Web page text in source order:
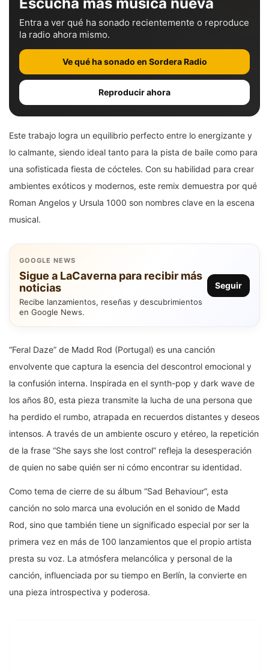
Entra a ver qué ha sonado recientemente o reproduce
la radio ahora mismo.
Ve qué ha sonado en Sordera Radio
Reproducir ahora
Este trabajo logra un equilibrio perfecto entre lo energizante y
lo calmante, siendo ideal tanto para la pista de baile como para
una sofisticada fiesta de cócteles. Con su habilidad para crear
ambientes exóticos y modernos, este remix demuestra por qué
Roman Angelos y Ursula 1000 son nombres clave en la escena
musical.
GOOGLE NEWS
Sigue a LaCaverna para recibir más
noticias
Recibe lanzamientos, reseñas y descubrimientos
en Google News.
Seguir
“Feral Daze” de Madd Rod (Portugal) es una canción
envolvente que captura la esencia del descontrol emocional y
la confusión interna. Inspirada en el synth-pop y dark wave de
los años 80, esta pieza transmite la lucha de una persona que
ha perdido el rumbo, atrapada en recuerdos distantes y deseos
intensos. A través de un ambiente oscuro y etéreo, la repetición
de la frase “She says she lost control” refleja la desesperación
de quien no sabe quién ser ni cómo encontrar su identidad.
Como tema de cierre de su álbum “Sad Behaviour”, esta
canción no solo marca una evolución en el sonido de Madd
Rod, sino que también tiene un significado especial por ser la
primera vez en más de 100 lanzamientos que el propio artista
presta su voz. La atmósfera melancólica y personal de la
canción, influenciada por su tiempo en Berlín, la convierte en
una pieza introspectiva y poderosa.